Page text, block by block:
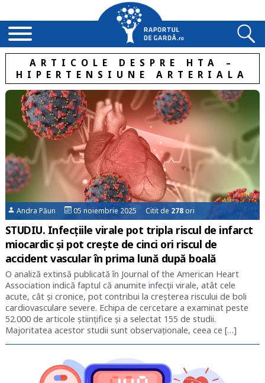
ARTICOLE DESPRE HTA –
HIPERTENSIUNE ARTERIALA
Andra Păun 05 noiembrie 2025 Citit de 278ori
STUDIU. Infecțiile virale pot tripla riscul de infarct
miocardic și pot crește de cinci ori riscul de
accident vascular în prima lună după boală
O analiză extinsă publicată în Journal of the American Heart
Association indică faptul că anumite infecții virale, atât cele
acute, cât și cronice, pot contribui la creșterea riscului de boli
cardiovasculare severe. Echipa de cercetare a examinat peste
52.000 de articole științifice și a selectat 155 de studii.
Majoritatea acestor studii sunt observaționale, ceea ce […]